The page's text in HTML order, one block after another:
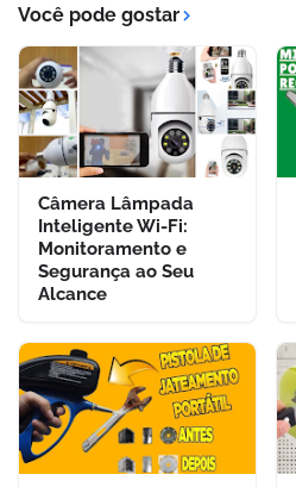
Você pode gostar
Câmera Lâmpada
Inteligente Wi-Fi:
Monitoramento e
Segurança ao Seu
Alcance